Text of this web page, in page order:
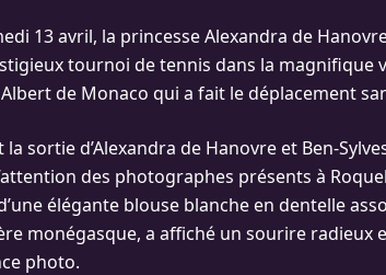
13 avril, la princesse Alexandra de
tournoi de tennis dans la magnifique
de Monaco qui a fait le déplacement
la sortie d’Alexandra de Hanovre et Ben-
des photographes présents à
élégante blouse blanche en dentelle
monégasque, a affiché un sourire
photo.